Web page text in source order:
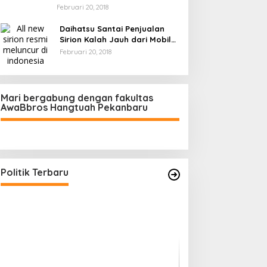
Februari 20, 2018
Daihatsu Santai Penjualan
Sirion Kalah Jauh dari Mobil
LCGC
Februari 20, 2018
Mari bergabung dengan fakultas
AwaBbros Hangtuah Pekanbaru
Politik Terbaru
Personel, Tegaskan Komitmen
Bersih Narkoba
Di Politik, Polri | Februari 23, 2026